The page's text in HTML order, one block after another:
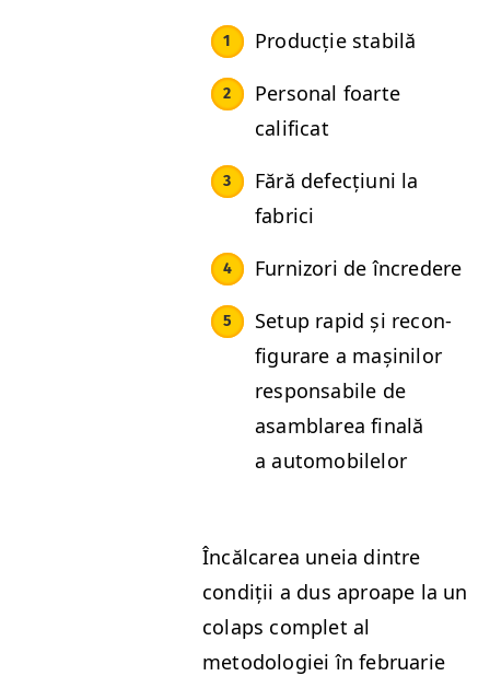
Pro­ducție stabilă
Per­son­al foarte
calificat
Fără defecți­u­ni la
fabrici
Furni­zori de încredere
Set­up rapid și recon­
fig­u­rare a mașinilor
respon­s­abile de
asam­blarea finală
a automobilelor
Încăl­carea uneia din­tre
condiții a dus aproape la un
colaps com­plet al
metodolo­giei în feb­ru­ar­ie